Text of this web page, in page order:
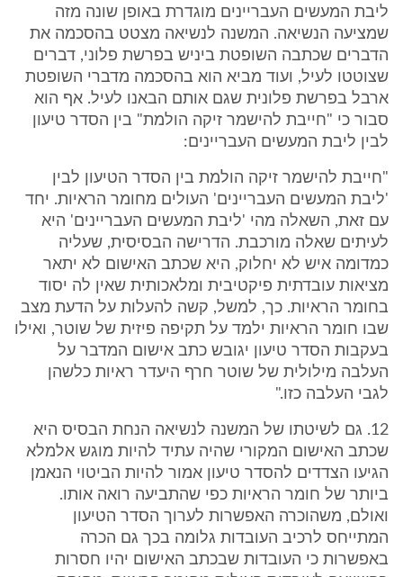
ליבת המעשים העבריינים מוגדרת באופן שונה מזה
שמציעה הנשיאה. המשנה לנשיאה מצטט בהסכמה את
הדברים שכתבה השופטת ביניש בפרשת פלוני, דברים
שצוטטו לעיל, ועוד מביא הוא בהסכמה מדברי השופטת
ארבל בפרשת פלונית שגם אותם הבאנו לעיל. אף הוא
סבור כי "חייבת להישמר זיקה הולמת" בין הסדר טיעון
לבין ליבת המעשים העבריינים:
"חייבת להישמר זיקה הולמת בין הסדר הטיעון לבין
'ליבת המעשים העבריינים' העולים מחומר הראיות. יחד
עם זאת, השאלה מהי 'ליבת המעשים העבריינים' היא
לעיתים שאלה מורכבת. הדרישה הבסיסית, שעליה
כמדומה איש לא יחלוק, היא שכתב האישום לא יתאר
מציאות עובדתית פיקטיבית ומלאכותית שאין לה יסוד
בחומר הראיות. כך, למשל, קשה להעלות על הדעת מצב
שבו חומר הראיות ילמד על תקיפה פיזית של שוטר, ואילו
בעקבות הסדר טיעון יגובש כתב אישום המדבר על
העלבה מילולית של שוטר חרף היעדר ראיות כלשהן
לגבי העלבה כזו."
12. גם לשיטתו של המשנה לנשיאה הנחת הבסיס היא
שכתב האישום המקורי שהיה עתיד להיות מוגש אלמלא
הגיעו הצדדים להסדר טיעון אמור להיות הביטוי הנאמן
ביותר של חומר הראיות כפי שהתביעה רואה אותו.
ואולם, משהוכרה האפשרות לערוך הסדר הטיעון
המתייחס לרכיב העובדות גלומה בכך גם הכרה
באפשרות כי העובדות שבכתב האישום יהיו חסרות